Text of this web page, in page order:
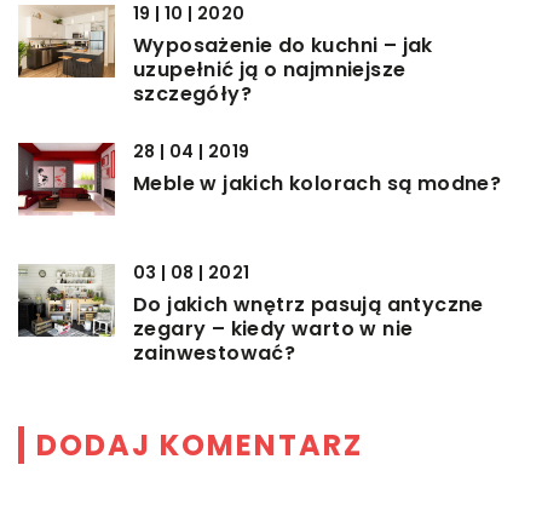
19 | 10 | 2020
Wyposażenie do kuchni – jak
uzupełnić ją o najmniejsze
szczegóły?
28 | 04 | 2019
Meble w jakich kolorach są modne?
03 | 08 | 2021
Do jakich wnętrz pasują antyczne
zegary – kiedy warto w nie
zainwestować?
DODAJ KOMENTARZ